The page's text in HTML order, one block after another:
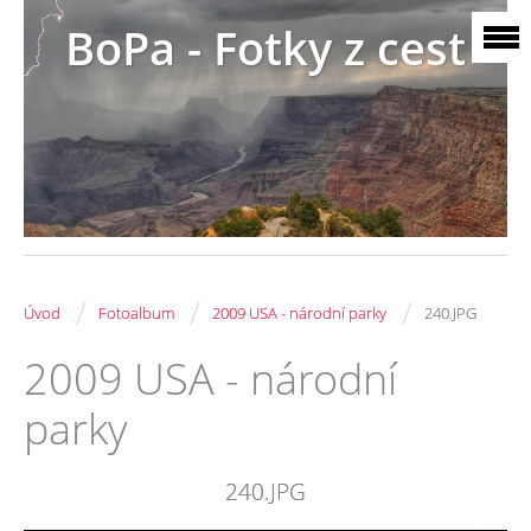
BoPa - Fotky z cest
Úvod / Fotoalbum / 2009 USA - národní parky / 240.JPG
2009 USA - národní
parky
240.JPG